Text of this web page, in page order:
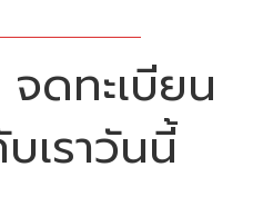
ดทะเบียน
เราวันนี้